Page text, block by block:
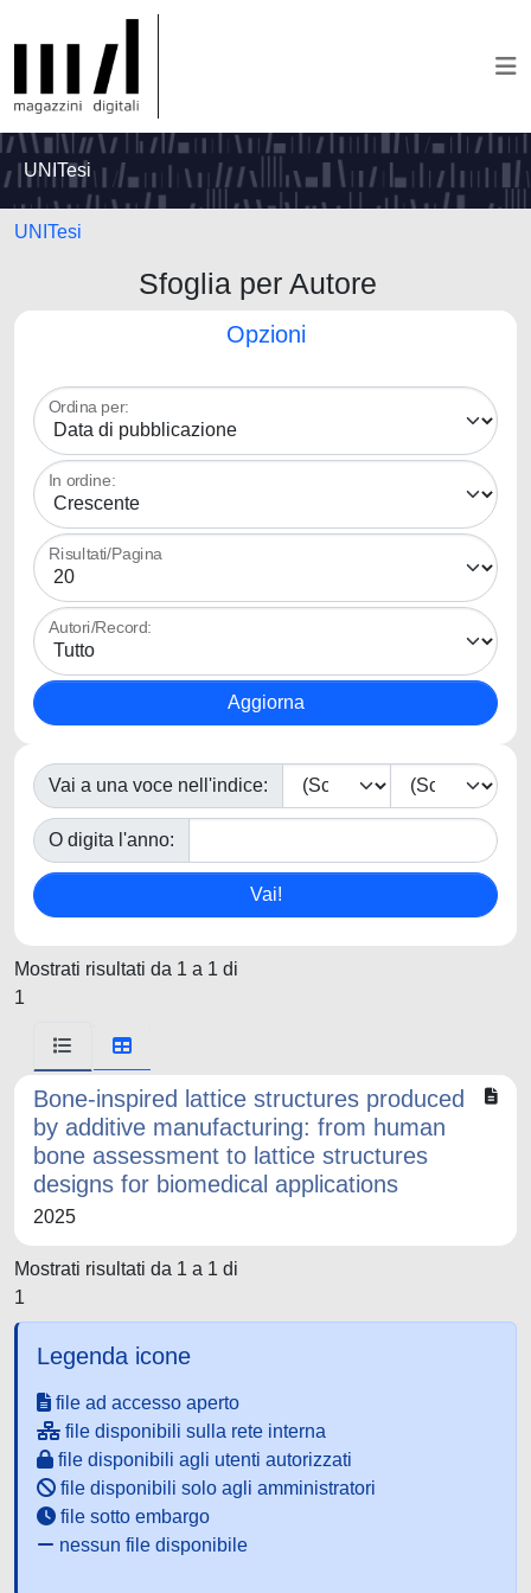
UNITesi
UNITesi
Sfoglia per Autore
Opzioni
Ordina per:
In ordine:
Risultati/Pagina
Autori/Record:
Vai a una voce nell'indice:
O digita l'anno:
Mostrati risultati da 1 a 1 di
1
Bone-inspired lattice structures produced
by additive manufacturing: from human
bone assessment to lattice structures
designs for biomedical applications
2025
Mostrati risultati da 1 a 1 di
1
Legenda icone
file ad accesso aperto
file disponibili sulla rete interna
file disponibili agli utenti autorizzati
file disponibili solo agli amministratori
file sotto embargo
nessun file disponibile